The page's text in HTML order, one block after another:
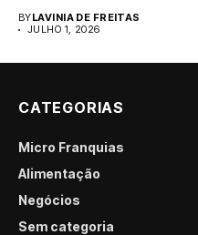
BYLAVINIA DE FREITAS
JULHO 1, 2026
CATEGORIAS
Micro Franquias
Alimentação
Negócios
Sem categoria